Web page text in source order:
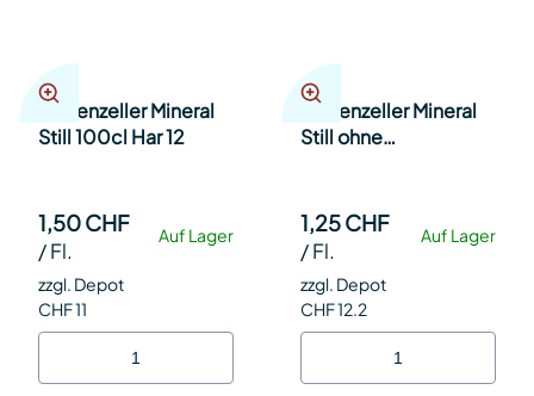
Appenzeller Mineral
Still 100cl Har 12
Auf Lager
1,50 CHF
/Fl.
zzgl. Depot
CHF 11
Appenzeller Mineral
Still ohne
Auf Lager
1,25 CHF
/Fl.
zzgl. Depot
CHF 12.2